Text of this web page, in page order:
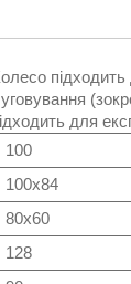
для
100
100х84
80х60
128